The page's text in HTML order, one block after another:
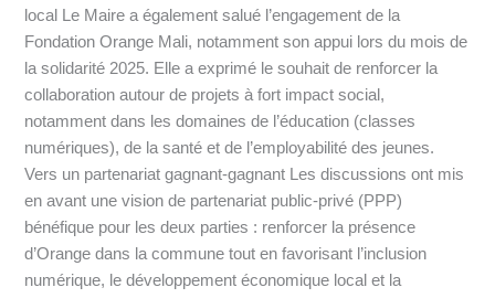
local Le Maire a également salué l’engagement de la
Fondation Orange Mali, notamment son appui lors du mois de
la solidarité 2025. Elle a exprimé le souhait de renforcer la
collaboration autour de projets à fort impact social,
notamment dans les domaines de l’éducation (classes
numériques), de la santé et de l’employabilité des jeunes.
Vers un partenariat gagnant-gagnant Les discussions ont mis
en avant une vision de partenariat public-privé (PPP)
bénéfique pour les deux parties : renforcer la présence
d’Orange dans la commune tout en favorisant l’inclusion
numérique, le développement économique local et la